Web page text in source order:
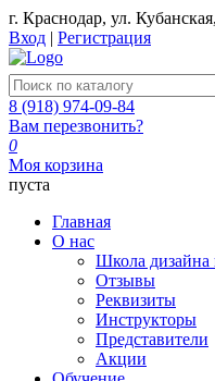
г. Краснодар, ул.
Вход | Регистрация
8 (918) 974-09-84
Вам перезвонить?
0
Моя корзина
пуста
Главная
О нас
Школа дизайна
Отзывы
Реквизиты
Инструкторы
Представители
Акции